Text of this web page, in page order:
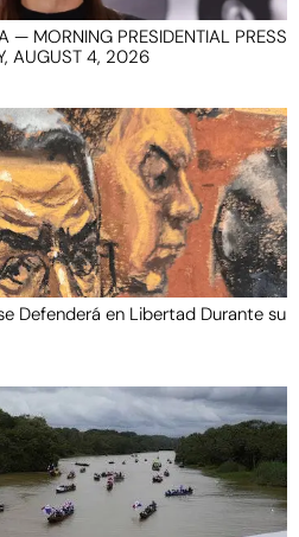
— MORNING PRESIDENTIAL PRESS
AUGUST 4, 2026
Defenderá en Libertad Durante su